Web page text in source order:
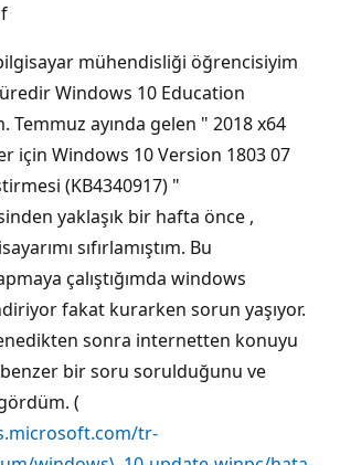
mühendisliği öğrencisiyim
Windows 10 Education
Temmuz ayında gelen " 2018 x64
için Windows 10 Version 1803 07
(KB4340917) "
yaklaşık bir hafta önce ,
sıfırlamıştım. Bu
çalıştığımda windows
fakat kurarken sorun yaşıyor.
sonra internetten konuyu
benzer bir soru sorulduğunu ve
(
tr-